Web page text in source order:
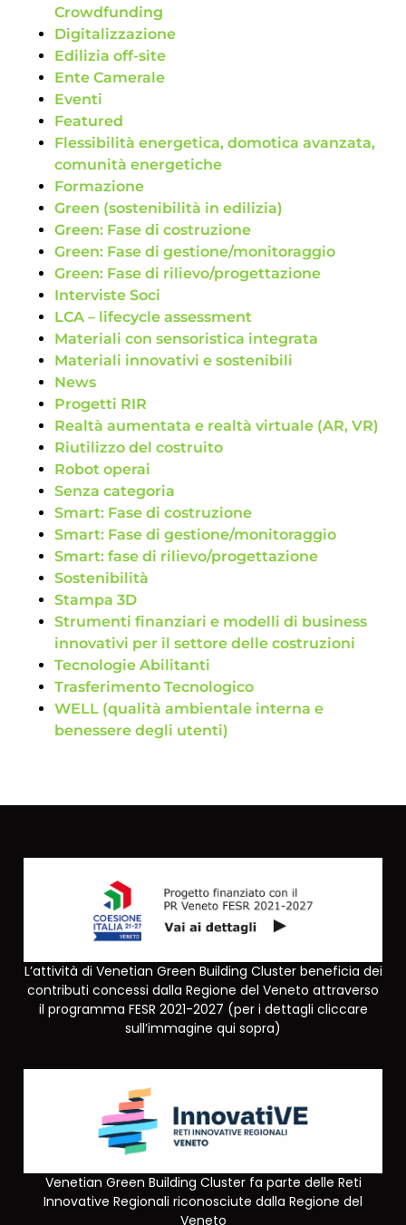
Crowdfunding
Digitalizzazione
Edilizia off-site
Ente Camerale
Eventi
Featured
Flessibilità energetica, domotica avanzata,
comunità energetiche
Formazione
Green (sostenibilità in edilizia)
Green: Fase di costruzione
Green: Fase di gestione/monitoraggio
Green: Fase di rilievo/progettazione
Interviste Soci
LCA – lifecycle assessment
Materiali con sensoristica integrata
Materiali innovativi e sostenibili
News
Progetti RIR
Realtà aumentata e realtà virtuale (AR, VR)
Riutilizzo del costruito
Robot operai
Senza categoria
Smart: Fase di costruzione
Smart: Fase di gestione/monitoraggio
Smart: fase di rilievo/progettazione
Sostenibilità
Stampa 3D
Strumenti finanziari e modelli di business
innovativi per il settore delle costruzioni
Tecnologie Abilitanti
Trasferimento Tecnologico
WELL (qualità ambientale interna e
benessere degli utenti)
Venetian Green Building Cluster fa parte delle Reti
Innovative Regionali riconosciute dalla Regione del
Veneto
L’attività di Venetian Green Building Cluster beneficia dei
contributi concessi dalla Regione del Veneto attraverso
il programma FESR 2021-2027 (per i dettagli cliccare
sull’immagine qui sopra)